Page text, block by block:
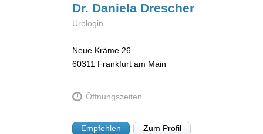
Dr. Daniela Drescher
Urologin
Neue Kräme 26
60311 Frankfurt am Main
Öffnungszeiten
Empfehlen Zum Profil